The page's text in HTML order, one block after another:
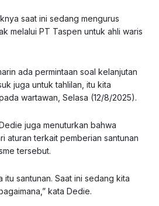
saat ini sedang mengurus
melalui PT Taspen untuk ahli waris
ada permintaan soal kelanjutan
juga untuk tahlilan, itu kita
wartawan, Selasa (12/8/2025).
juga menuturkan bahwa
aturan terkait pemberian santunan
tersebut.
itu santunan. Saat ini sedang kita
kata Dedie.